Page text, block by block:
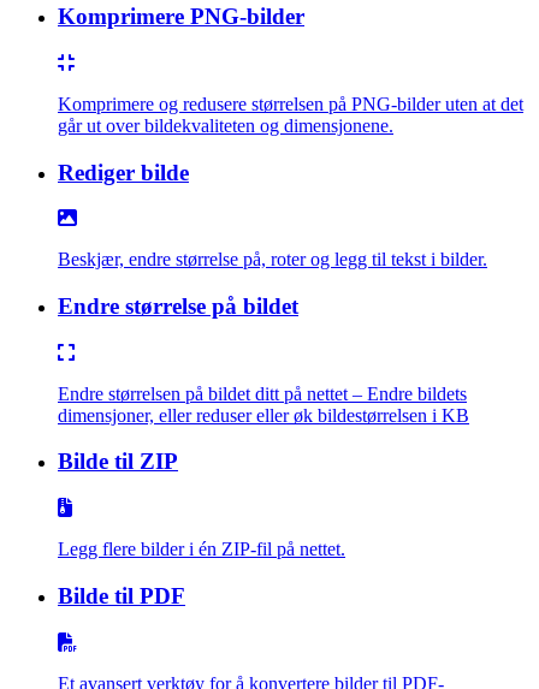
Komprimere PNG-bilder
Komprimere og redusere størrelsen på PNG-bilder uten at det
går ut over bildekvaliteten og dimensjonene.
Rediger bilde
Beskjær, endre størrelse på, roter og legg til tekst i bilder.
Endre størrelse på bildet
Endre størrelsen på bildet ditt på nettet – Endre bildets
dimensjoner, eller reduser eller øk bildestørrelsen i KB
Bilde til ZIP
Legg flere bilder i én ZIP-fil på nettet.
Bilde til PDF
Et avansert verktøy for å konvertere bilder til PDF-